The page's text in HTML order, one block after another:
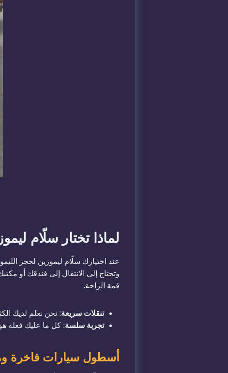
لماذا تختار سلّام
عند اختيارك سلّام ليموزين لحجز
وتحتاج إلى الانتقال إلى فندقك أو
قمة الراحة.
تنقلات سريعة: نحن نعلم لديك
تجربة سلسة: كل ما عليك فعله هو
أسطول سيارات فاخرة